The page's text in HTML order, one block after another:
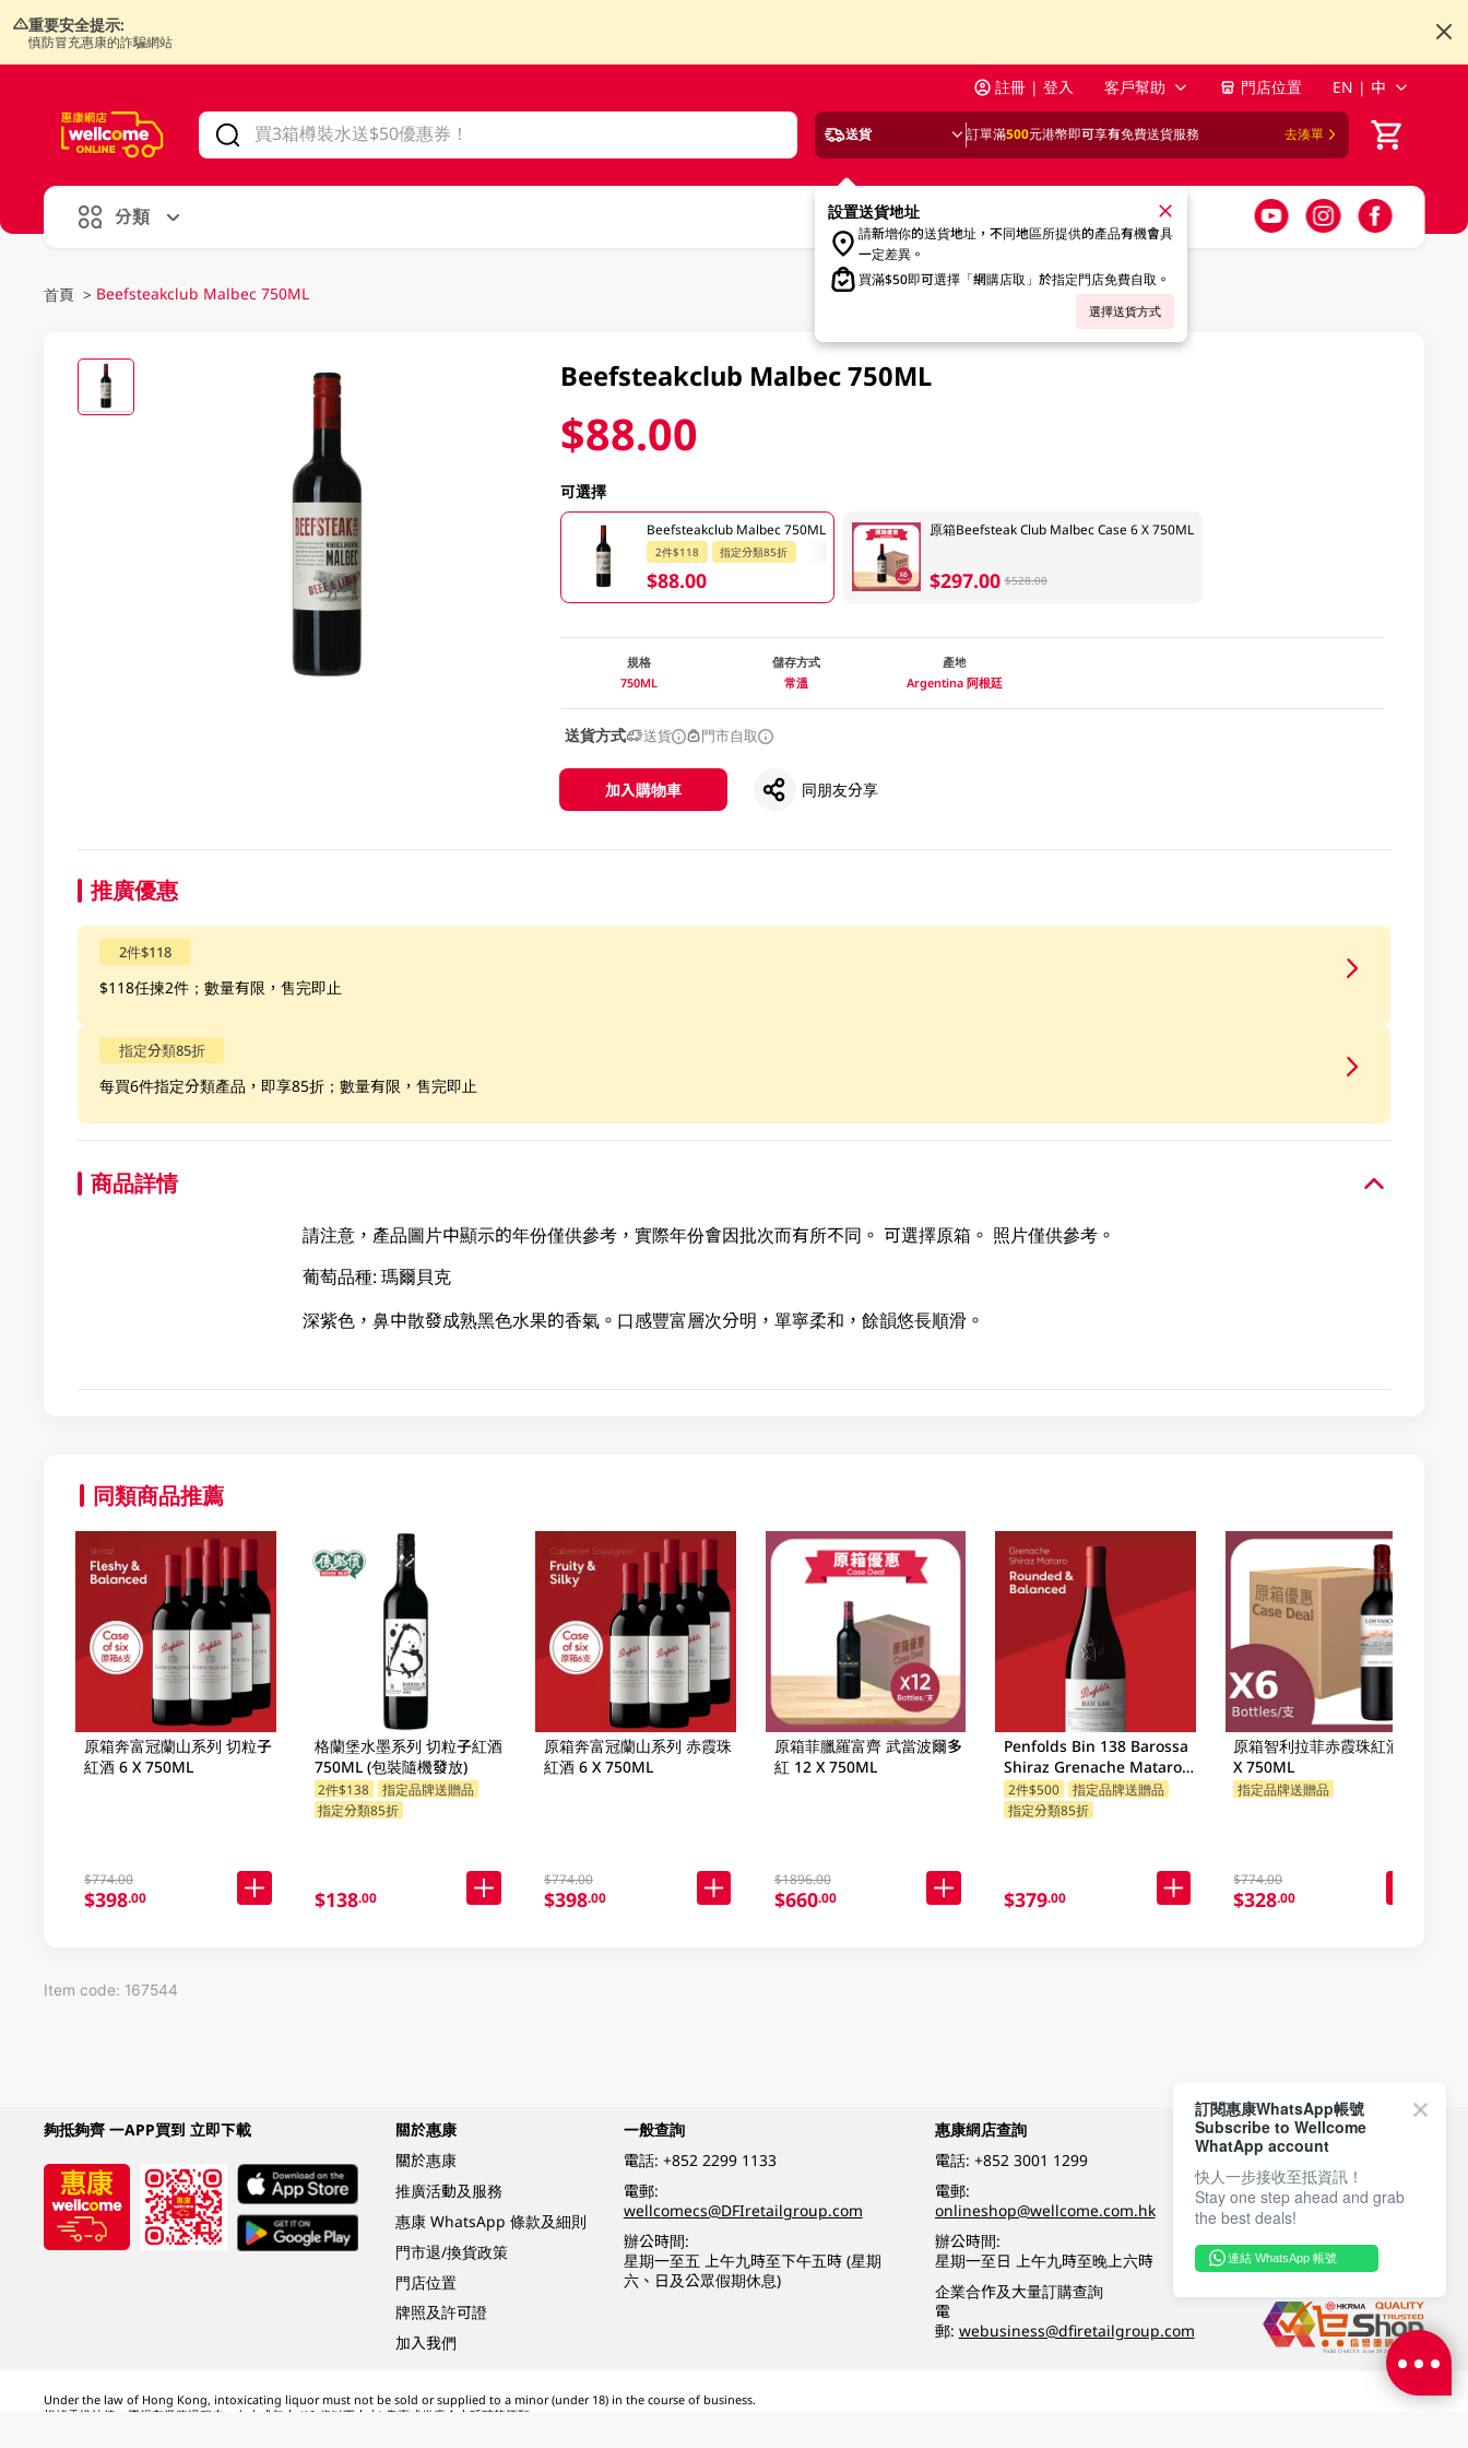
重要安全提示:
慎防冒充惠康的詐騙網站
註冊 | 登入 客戶幫助 門店位置 EN | 中
送貨 訂單滿500元港幣即可享有免費送貨服務 去湊單
設置送貨地址
請新增你的送貨地址，不同地區所提供的產品有機會具
一定差異。
買滿$50即可選擇「網購店取」於指定門店免費自取。
選擇送貨方式
分類
首頁 > Beefsteakclub Malbec 750ML
Beefsteakclub Malbec 750ML
$88.00
可選擇
Beefsteakclub Malbec 750ML
2件$118 指定分類85折
$88.00
原箱Beefsteak Club Malbec Case 6 X 750ML
$297.00 $528.00
規格
750ML
儲存方式
常溫
產地
Argentina 阿根廷
送貨方式 送貨 門市自取
加入購物車 同朋友分享
推廣優惠
2件$118
$118任揀2件；數量有限，售完即止
指定分類85折
每買6件指定分類產品，即享85折；數量有限，售完即止
商品詳情
請注意，產品圖片中顯示的年份僅供參考，實際年份會因批次而有所不同。 可選擇原箱。 照片僅供參考。
葡萄品種: 瑪爾貝克
深紫色，鼻中散發成熟黑色水果的香氣。口感豐富層次分明，單寧柔和，餘韻悠長順滑。
同類商品推薦
原箱奔富冠蘭山系列 切粒子
紅酒 6 X 750ML
$774.00
$398.00
格蘭堡水墨系列 切粒子紅酒
750ML (包裝隨機發放)
2件$138
指定品牌送贈品
指定分類85折
$138.00
原箱奔富冠蘭山系列 赤霞珠
紅酒 6 X 750ML
$774.00
$398.00
原箱菲臘羅富齊 武當波爾多
紅 12 X 750ML
$1896.00
$660.00
Penfolds Bin 138 Barossa
Shiraz Grenache Mataro
750ML
2件$500
指定品牌送贈品
指定分類85折
$379.00
原箱智利拉菲赤霞珠紅酒 6
X 750ML
指定品牌送贈品
$774.00
$328.00
Item code: 167544
夠抵夠齊 一APP買到 立即下載
關於惠康
關於惠康
推廣活動及服務
惠康 WhatsApp 條款及細則
門市退/換貨政策
門店位置
牌照及許可證
加入我們
一般查詢
電話: +852 2299 1133
電郵:
wellcomecs@DFIretailgroup.com
辦公時間:
星期一至五 上午九時至下午五時 (星期
六、日及公眾假期休息)
惠康網店查詢
電話: +852 3001 1299
電郵:
onlineshop@wellcome.com.hk
辦公時間:
星期一至日 上午九時至晚上六時
企業合作及大量訂購查詢
電
郵: webusiness@dfiretailgroup.com
付款方式
關注我們
Under the law of Hong Kong, intoxicating liquor must not be sold or supplied to a minor (under 18) in the course of business.
根據香港法律，不得在業務過程中，向未成年人 (18 歲以下人士) 售賣或供應令人醺醉的酒類。
訂閱惠康WhatsApp帳號
Subscribe to Wellcome
WhatApp account
快人一步接收至抵資訊！
Stay one step ahead and grab
the best deals!
連結 WhatsApp 帳號